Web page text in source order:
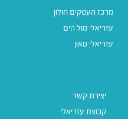
מרכז העסקים חולון
עזריאלי מול הים
עזריאלי טאון
יצירת קשר
קבוצת עזריאלי